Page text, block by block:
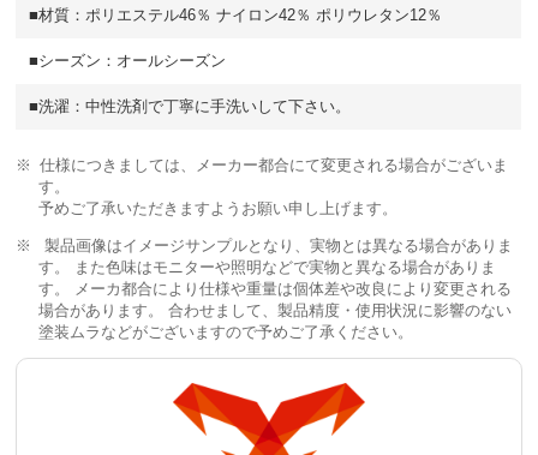
■材質：ポリエステル46％ ナイロン42％ ポリウレタン12％
■シーズン：オールシーズン
■洗濯：中性洗剤で丁寧に手洗いして下さい。
仕様につきましては、メーカー都合にて変更される場合がございま
す。
予めご了承いただきますようお願い申し上げます。
製品画像はイメージサンプルとなり、実物とは異なる場合がありま
す。 また色味はモニターや照明などで実物と異なる場合がありま
す。 メーカ都合により仕様や重量は個体差や改良により変更される
場合があります。 合わせまして、製品精度・使用状況に影響のない
塗装ムラなどがございますので予めご了承ください。